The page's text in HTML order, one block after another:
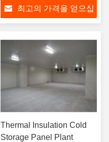
최고의 가격을 얻으십
Thermal Insulation Cold
Storage Panel Plant